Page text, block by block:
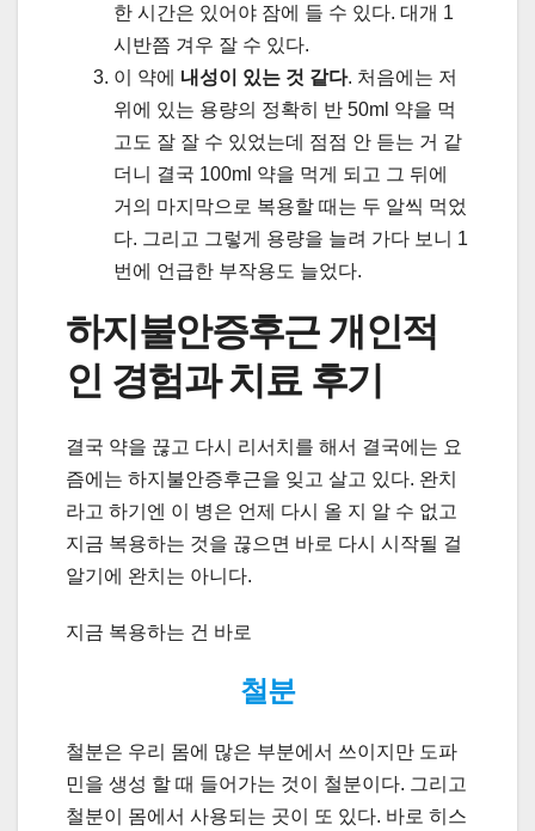
한 시간은 있어야 잠에 들 수 있다. 대개 1
시반쯤 겨우 잘 수 있다.
이 약에 내성이 있는 것 같다. 처음에는 저
위에 있는 용량의 정확히 반 50ml 약을 먹
고도 잘 잘 수 있었는데 점점 안 듣는 거 같
더니 결국 100ml 약을 먹게 되고 그 뒤에
거의 마지막으로 복용할 때는 두 알씩 먹었
다. 그리고 그렇게 용량을 늘려 가다 보니 1
번에 언급한 부작용도 늘었다.
하지불안증후근 개인적
인 경험과 치료 후기
결국 약을 끊고 다시 리서치를 해서 결국에는 요
즘에는 하지불안증후근을 잊고 살고 있다. 완치
라고 하기엔 이 병은 언제 다시 올 지 알 수 없고
지금 복용하는 것을 끊으면 바로 다시 시작될 걸
알기에 완치는 아니다.
지금 복용하는 건 바로
철분
철분은 우리 몸에 많은 부분에서 쓰이지만 도파
민을 생성 할 때 들어가는 것이 철분이다. 그리고
철분이 몸에서 사용되는 곳이 또 있다. 바로 히스